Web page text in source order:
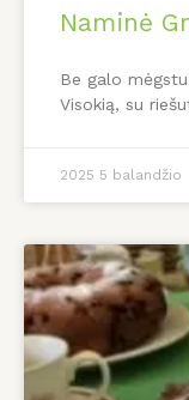
Naminė
Be galo
Visokią, su
2025 5 balandžio